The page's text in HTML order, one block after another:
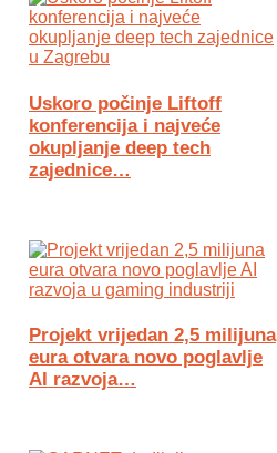
Uskoro počinje Liftoff
konferencija i najveće
okupljanje deep tech
zajednice…
Projekt vrijedan 2,5 milijuna
eura otvara novo poglavlje
AI razvoja…